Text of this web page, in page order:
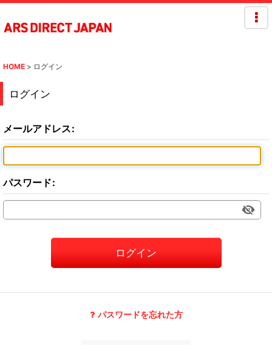
HOME > ログイン
ログイン
メールアドレス:
パスワード:
ログイン
パスワードを忘れた方